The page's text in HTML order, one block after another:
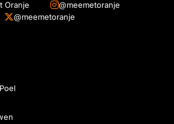
Oranje
@meemetoranje
@meemetoranje